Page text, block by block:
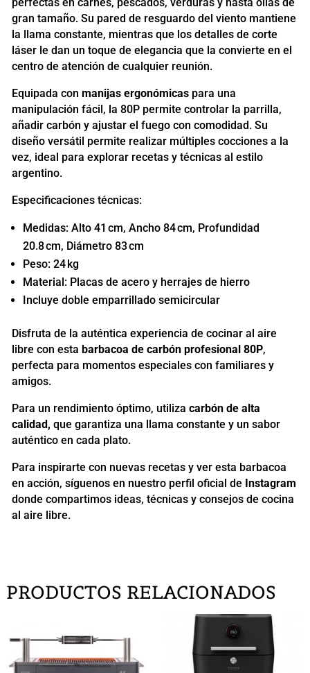
gran tamaño. Su pared de resguardo del viento mantiene
la llama constante, mientras que los detalles de corte
láser le dan un toque de elegancia que la convierte en el
centro de atención de cualquier reunión.
Equipada con manijas ergonómicaspara una
manipulación fácil, la 80P permite controlar la parrilla,
añadir carbón y ajustar el fuego con comodidad. Su
diseño versátil permite realizar múltiples cocciones a la
vez, ideal para explorar recetas y técnicas al estilo
argentino.
Especificaciones técnicas:
Medidas: Alto 41 cm, Ancho 84 cm, Profundidad
20.8 cm, Diámetro 83 cm
Peso: 24 kg
Material: Placas de acero y herrajes de hierro
Incluye doble emparrillado semicircular
Disfruta de la auténtica experiencia de cocinar al aire
libre con esta barbacoa de carbón profesional 80P,
perfecta para momentos especiales con familiares y
amigos.
Para un rendimiento óptimo, utiliza carbón de alta
calidad, que garantiza una llama constante y un sabor
auténtico en cada plato.
Para inspirarte con nuevas recetas y ver esta barbacoa
en acción, síguenos en nuestro perfil oficial de Instagram
donde compartimos ideas, técnicas y consejos de cocina
al aire libre.
PRODUCTOS RELACIONADOS